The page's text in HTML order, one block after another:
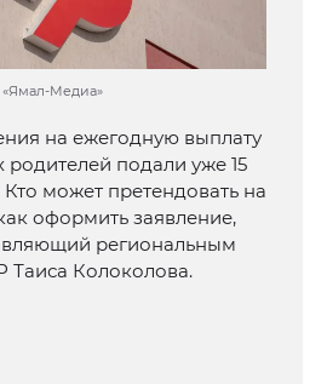
«Ямал-Медиа»
на ежегодную выплату
подали уже 15
может претендовать на
оформить заявление,
региональным
Колоколова.